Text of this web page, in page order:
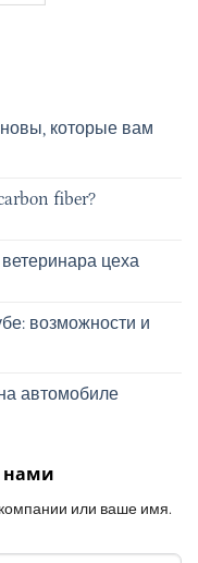
которые вам
fiber?
цеха
возможности и
автомобиле
нами
или ваше имя.